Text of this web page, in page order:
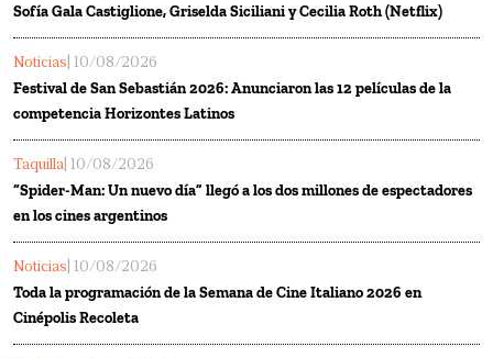
Sofía Gala Castiglione, Griselda Siciliani y Cecilia Roth (Netflix)
Noticias | 10/08/2026
Festival de San Sebastián 2026: Anunciaron las 12 películas de la
competencia Horizontes Latinos
Taquilla | 10/08/2026
“Spider-Man: Un nuevo día” llegó a los dos millones de espectadores
en los cines argentinos
Noticias | 10/08/2026
Toda la programación de la Semana de Cine Italiano 2026 en
Cinépolis Recoleta